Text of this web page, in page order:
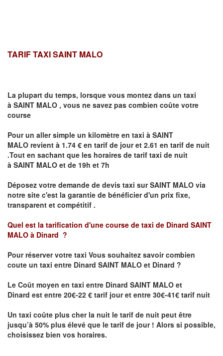
TARIF TAXI SAINT MALO
La plupart du temps, lorsque vous montez dans un taxi
à SAINT MALO , vous ne savez pas combien coûte votre
course
Pour un aller simple un kilomètre en taxi à SAINT
MALO revient à 1.74 € en tarif de jour et 2.61 en tarif de nuit
.Tout en sachant que les horaires de tarif taxi de nuit
à SAINT MALO et de 19h et 7h
Déposez votre demande de devis taxi surSAINT MALO via
notre site c'est la garantie de bénéficier d'un prix fixe,
transparent et compétitif .
Quel est la tarification d'une course de taxi de Dinard SAINT
MALO à Dinard ?
Pour réserver votre taxi Vous souhaitez savoircombien
coute un taxi entre Dinard SAINT MALO et Dinard ?
Le Coût moyen en taxi entre Dinard SAINT MALO et
Dinard est entre 20€-22 € tarif jour et entre 30€-41€ tarif nuit
Un taxi coûte plus cher la nuit le tarif de nuit peut être
jusqu’à 50% plus élevé que le tarif de jour ! Alors si possible,
choisissez bien vos horaires.